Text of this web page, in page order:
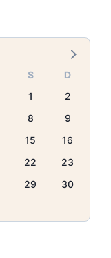
S
D
1
2
8
9
15
16
22
23
29
30